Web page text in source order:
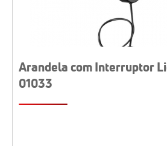
Arandela com Interruptor
01033